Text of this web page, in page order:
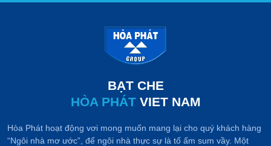
BẠT CHE
HÒA PHÁTVIET NAM
Hòa Phát hoạt động vơi mong muốn mang lại cho quý khách hàng
“Ngôi nhà mơ ước”, để ngôi nhà thực sự là tố ấm sum vầy. Một